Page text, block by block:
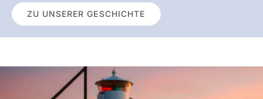
ZU UNSERER GESCHICHTE